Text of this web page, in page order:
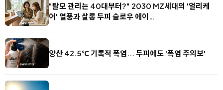
"탈모 관리는 40대부터?" 2030 MZ세대의 '얼리케
어' 열풍과 살롱 두피 슬로우 에이…
양산 42.5℃ 기록적 폭염... 두피에도 '폭염 주의보'